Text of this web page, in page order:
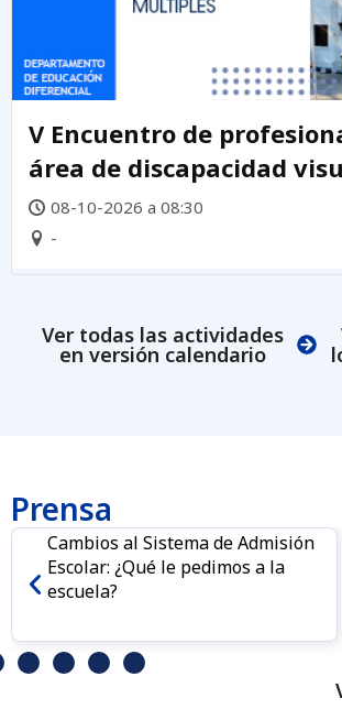
V Encuentro de
área de discapacidad
múltiples 2026
08-10-2026 a 08:30
-
Ver todas las actividades
en versión calendario
Prensa
Cambios al Sistema de Admisión
Escolar: ¿Qué le pedimos a la
escuela?